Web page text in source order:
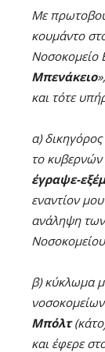
Με
κουμάντο
Νοσοκομείο
Μπενάκειο
και τότε
α)
το
έγραψε-
εναντίον
ανάληψη
β) κύκλωμα
Μπόλτ
και έφερε